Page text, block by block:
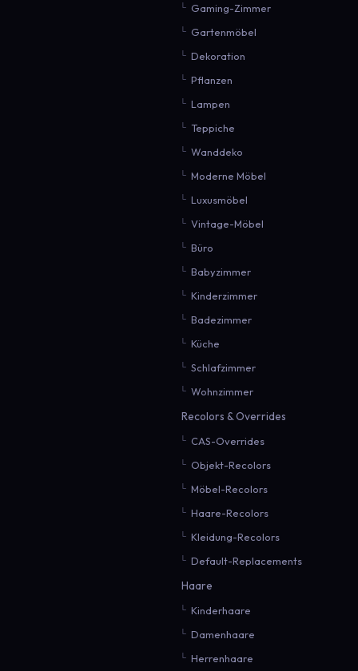
Gaming-Zimmer
Gartenmöbel
Dekoration
Pflanzen
Lampen
Teppiche
Wanddeko
Moderne Möbel
Luxusmöbel
Vintage-Möbel
Büro
Babyzimmer
Kinderzimmer
Badezimmer
Küche
Schlafzimmer
Wohnzimmer
Recolors & Overrides
CAS-Overrides
Objekt-Recolors
Möbel-Recolors
Haare-Recolors
Kleidung-Recolors
Default-Replacements
Haare
Kinderhaare
Damenhaare
Herrenhaare